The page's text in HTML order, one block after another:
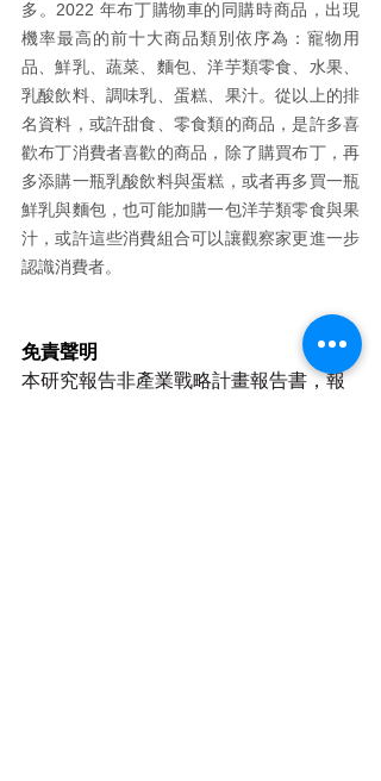
多。2022 年布丁購物車的同購時商品，出現
機率最高的前十大商品類別依序為：寵物用
品、鮮乳、蔬菜、麵包、洋芋類零食、水果、
乳酸飲料、調味乳、蛋糕、果汁。從以上的排
名資料，或許甜食、零食類的商品，是許多喜
歡布丁消費者喜歡的商品，除了購買布丁，再
多添購一瓶乳酸飲料與蛋糕，或者再多買一瓶
鮮乳與麵包，也可能加購一包洋芋類零食與果
汁，或許這些消費組合可以讓觀察家更進一步
認識消費者。
免責聲明
本研究報告非產業戰略計畫報告書，報